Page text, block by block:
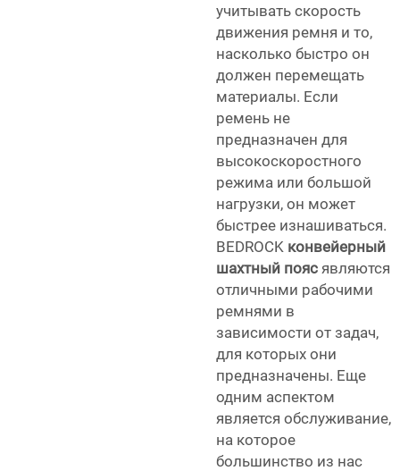
учитывать скорость
движения ремня и то,
насколько быстро он
должен перемещать
материалы. Если
ремень не
предназначен для
высокоскоростного
режима или большой
нагрузки, он может
быстрее изнашиваться.
BEDROCK конвейерный
шахтный пояс являются
отличными рабочими
ремнями в
зависимости от задач,
для которых они
предназначены. Еще
одним аспектом
является обслуживание,
на которое
большинство из нас